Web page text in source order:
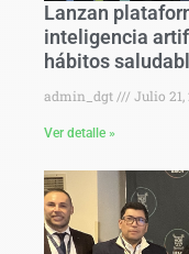
Lanzan
inteligencia
hábitos
admin_dgt Julio 21,
Ver detalle »